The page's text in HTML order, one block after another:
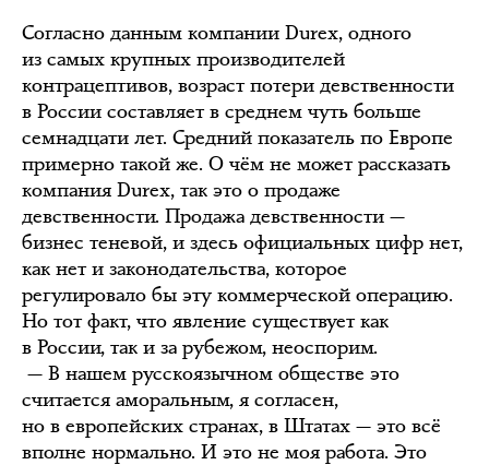
Согласно данным компании Durex, одного
из самых крупных производителей
контрацептивов, возраст потери девственности
в России составляет в среднем чуть больше
семнадцати лет. Средний показатель по Европе
примерно такой же. О чём не может рассказать
компания Durex, так это о продаже
девственности. Продажа девственности —
бизнес теневой, и здесь официальных цифр нет,
как нет и законодательства, которое
регулировало бы эту коммерческой операцию.
Но тот факт, что явление существует как
в России, так и за рубежом, неоспорим.
— В нашем русскоязычном обществе это
считается аморальным, я согласен,
но в европейских странах, в Штатах — это всё
вполне нормально. И это не моя работа. Это